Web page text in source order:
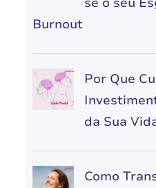
Burnout
Por Que
da Sua
Como